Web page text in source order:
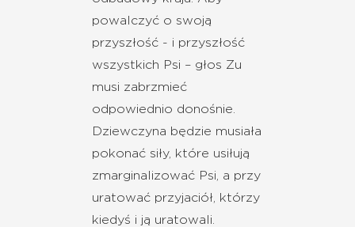
powalczyć o swoją
przyszłość - i przyszłość
wszystkich Psi – głos Zu
musi zabrzmieć
odpowiednio donośnie.
Dziewczyna będzie musiała
pokonać siły, które usiłują
zmarginalizować Psi, a przy
uratować przyjaciół, którzy
kiedyś i ją uratowali.